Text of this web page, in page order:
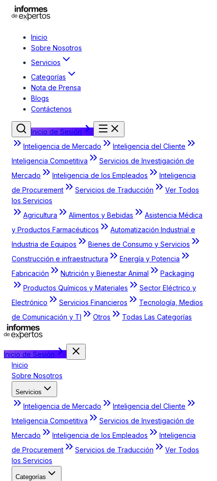
Inicio
Sobre Nosotros
Servicios
Categorías
Nota de Prensa
Blogs
Contáctenos
Inicio de Sesión
Inteligencia de Mercado
Inteligencia del Cliente
Inteligencia Competitiva
Servicios de Investigación de
Mercado
Inteligencia de los Empleados
Inteligencia
de Procurement
Servicios de Traducción
Ver Todos
los Servicios
Agricultura
Alimentos y Bebidas
Asistencia Médica
y Productos Farmacéuticos
Automatización Industrial e
Industria de Equipos
Bienes de Consumo y Servicios
Construcción e infraestructura
Energía y Potencia
Fabricación
Nutrición y Bienestar Animal
Packaging
Productos Químicos y Materiales
Sector Eléctrico y
Electrónico
Servicios Financieros
Tecnología, Medios
de Comunicación y TI
Otros Todas Las Categorías
Inicio de Sesión
Inicio
Sobre Nosotros
Servicios
Inteligencia de Mercado
Inteligencia del Cliente
Inteligencia Competitiva
Servicios de Investigación de
Mercado
Inteligencia de los Empleados
Inteligencia
de Procurement
Servicios de Traducción
Ver Todos
los Servicios
Categorías